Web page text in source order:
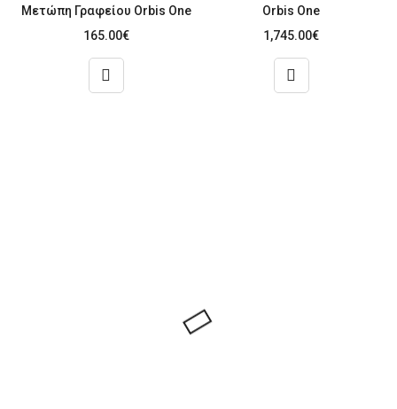
Μετώπη Γραφείου Orbis One
165.00€
Orbis One
1,745.00€